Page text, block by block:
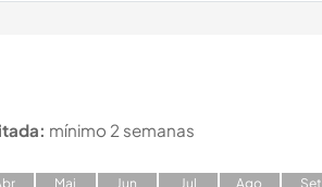
mínimo 2 semanas
br Mai Jun Jul Ago Set